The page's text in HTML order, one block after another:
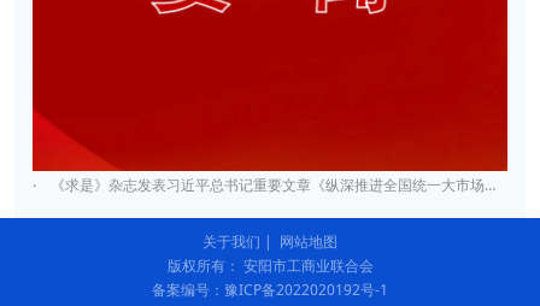
· 《求是》杂志发表习近平总书记重要文章《纵深推进全国统一大市场建设》
关于我们 | 网站地图
版权所有： 安阳市工商业联合会
备案编号：豫ICP备2022020192号-1